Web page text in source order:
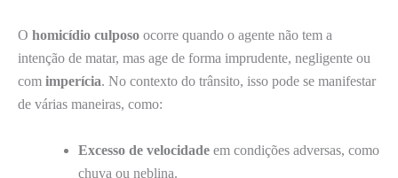
O homicídio culposo ocorre quando o agente não tem a
intenção de matar, mas age de forma imprudente, negligente ou
com imperícia. No contexto do trânsito, isso pode se manifestar
de várias maneiras, como:
Excesso de velocidade em condições adversas, como
chuva ou neblina.